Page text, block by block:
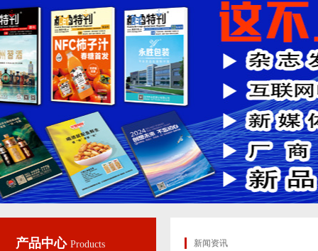
产品中心 Products 新闻资讯